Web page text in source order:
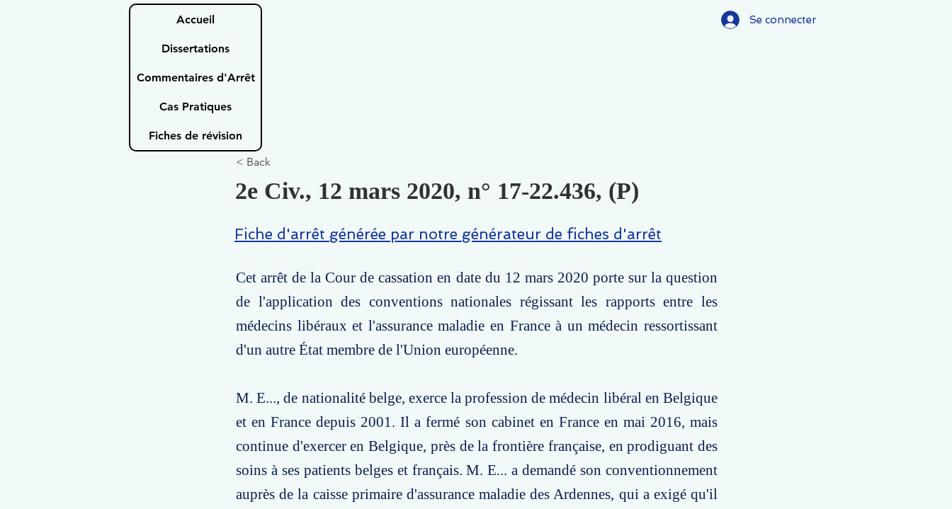
Accueil
Dissertations
Commentaires d'Arrêt
Cas Pratiques
Fiches de révision
Se connecter
< Back
2e Civ., 12 mars 2020, n° 17-22.436, (P)
Fiche d'arrêt générée par notre générateur de fiches d'arrêt
Cet arrêt de la Cour de cassation en date du 12 mars 2020 porte sur la question
de l'application des conventions nationales régissant les rapports entre les
médecins libéraux et l'assurance maladie en France à un médecin ressortissant
d'un autre État membre de l'Union européenne.
M. E..., de nationalité belge, exerce la profession de médecin libéral en Belgique
et en France depuis 2001. Il a fermé son cabinet en France en mai 2016, mais
continue d'exercer en Belgique, près de la frontière française, en prodiguant des
soins à ses patients belges et français. M. E... a demandé son conventionnement
auprès de la caisse primaire d'assurance maladie des Ardennes, qui a exigé qu'il